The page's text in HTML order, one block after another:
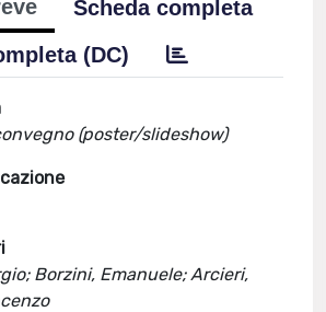
Scheda completa
(DC)
(poster/slideshow)
Borzini, Emanuele; Arcieri,